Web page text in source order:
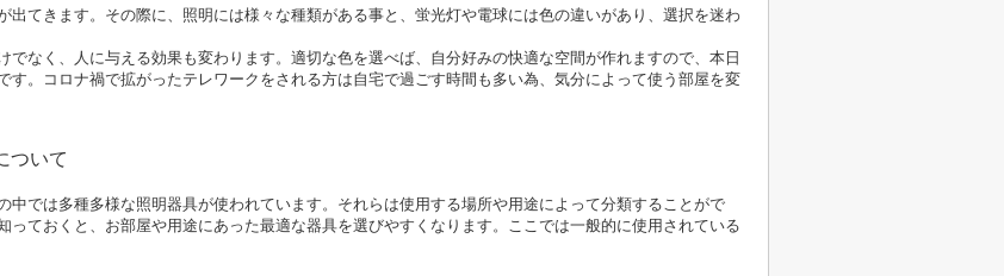
出てきます。その際に、照明には様々な種類がある事と、蛍光灯や電球には色の違いがあり、選択を迷わ
でなく、人に与える効果も変わります。適切な色を選べば、自分好みの快適な空間が作れますので、本日
す。コロナ禍で拡がったテレワークをされる方は自宅で過ごす時間も多い為、気分によって使う部屋を変
ついて
中では多種多様な照明器具が使われています。それらは使用する場所や用途によって分類することがで
っておくと、お部屋や用途にあった最適な器具を選びやすくなります。ここでは一般的に使用されている